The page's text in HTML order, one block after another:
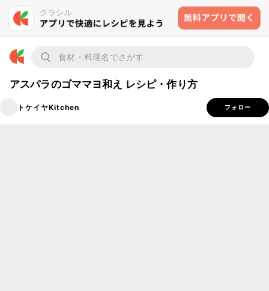
アスパラのゴママヨ和え レシピ・作り方
トケイヤKitchen フォロー